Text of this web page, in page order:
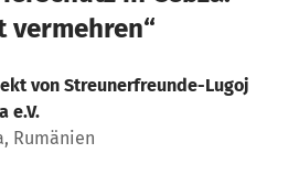
von Streunerfreunde-Lugoj
e.V.
Rumänien